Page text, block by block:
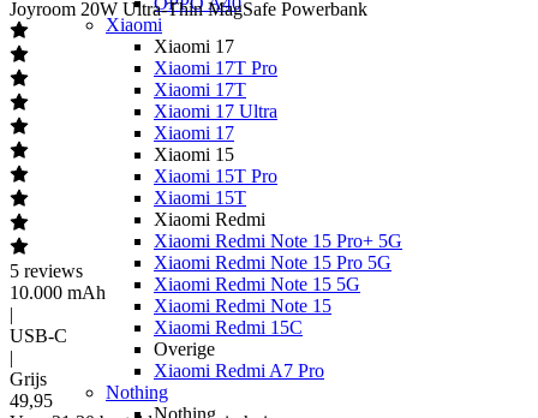
Xiaomi
Xiaomi 17
Xiaomi 17T Pro
Xiaomi 17T
Xiaomi 17 Ultra
Xiaomi 17
Xiaomi 15
Xiaomi 15T Pro
Xiaomi 15T
Xiaomi Redmi
Xiaomi Redmi Note 15 Pro+ 5G
Xiaomi Redmi Note 15 Pro 5G
Xiaomi Redmi Note 15 5G
Xiaomi Redmi Note 15
Xiaomi Redmi 15C
Overige
Xiaomi Redmi A7 Pro
Nothing
Nothing
Joyroom 20W Ultra-Thin MagSafe Powerbank
5 reviews
10.000 mAh
|
USB-C
|
Grijs
49,95